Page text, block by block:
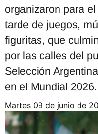
organizaron para
tarde de juegos,
figuritas, que
por las calles del
Selección
en el Mundial 2026.
martes 09 de junio de